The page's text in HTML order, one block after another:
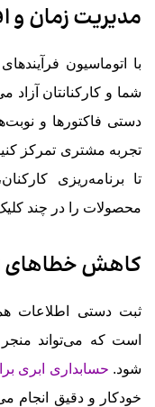
مدیریت زمان و
با اتوماسیون
شما و کارکنانتان
دستی فاکتورها و
تجربه مشتری تمرکز
تا برنامه‌ریزی
محصولات را در چند
کاهش خطاهای
ثبت دستی اطلاعات
است که می‌تواند
شود. حسابداری ابری
خودکار و دقیق انجام